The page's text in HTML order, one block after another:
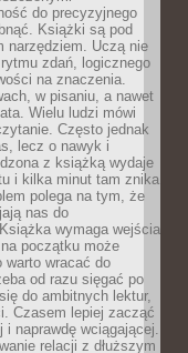
do precyzyjnego
Książki są pod
narzędziem. Uczą nie
zdań, logicznego
na znaczenia.
w pisaniu, a nawet
Wielu ludzi mówi
Często jednak
lecz o nawyk i
z książką wydaje
i kilka minut tam znika
polega na tym, że
nas do
wymaga wejścia
początku może
warto wracać do
od razu sięgać po
do ambitnych lektur,
Czasem lepiej zacząć
naprawdę wciągającej.
relacji z dłuższym